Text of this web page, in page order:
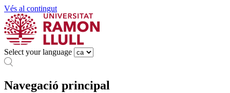
Vés al contingut
Select your language
Navegació principal